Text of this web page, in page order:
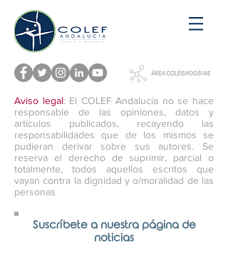
Aviso legal: El COLEF Andalucía no se hace
responsable de las opiniones, datos y
artículos publicados, recayendo las
responsabilidades que de los mismos se
pudieran derivar sobre sus autores. Se
reserva el derecho de suprimir, parcial o
totalmente, todos aquellos escritos que
vayan contra la dignidad y o/moralidad de las
personas
Suscríbete a nuestra página de
noticias